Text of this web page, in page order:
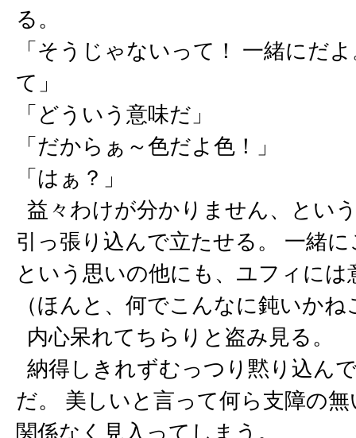
る。
「そうじゃないって！ 一緒にだ
て」
「どういう意味だ」
「だからぁ～色だよ色！」
「はぁ？」
益々わけが分かりません、とい
引っ張り込んで立たせる。 一緒
という思いの他にも、ユフィには
（ほんと、何でこんなに鈍いか
内心呆れてちらりと盗み見る。
納得しきれずむっつり黙り込ん
だ。 美しいと言って何ら支障の
関係なく見入ってしまう。